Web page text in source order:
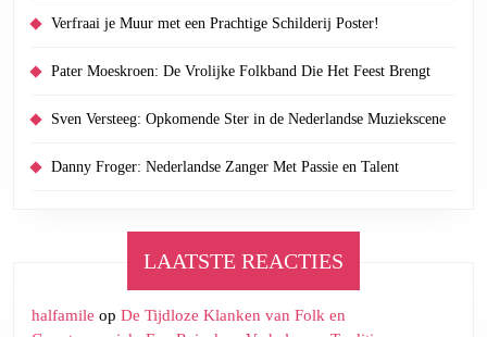
Verfraai je Muur met een Prachtige Schilderij Poster!
Pater Moeskroen: De Vrolijke Folkband Die Het Feest Brengt
Sven Versteeg: Opkomende Ster in de Nederlandse Muziekscene
Danny Froger: Nederlandse Zanger Met Passie en Talent
LAATSTE REACTIES
halfamile op De Tijdloze Klanken van Folk en